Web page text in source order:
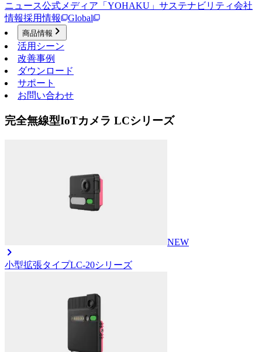
ニュース公式メディア「YOHAKU」 サステナビリティ会社
情報採用情報 Global
商品情報
活用シーン
改善事例
ダウンロード
サポート
お問い合わせ
完全無線型IoTカメラ LCシリーズ
NEW
小型拡張タイプLC-20シリーズ